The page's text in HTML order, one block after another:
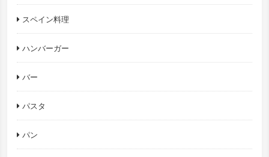
スペイン料理
ハンバーガー
バー
パスタ
パン